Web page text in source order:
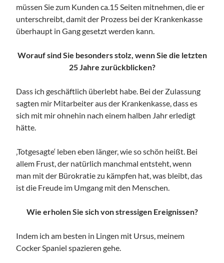
müssen Sie zum Kunden ca.15 Seiten mitnehmen, die er
unterschreibt, damit der Prozess bei der Krankenkasse
überhaupt in Gang gesetzt werden kann.
Worauf sind Sie besonders stolz, wenn Sie die letzten
25 Jahre zurückblicken?
Dass ich geschäftlich überlebt habe. Bei der Zulassung
sagten mir Mitarbeiter aus der Krankenkasse, dass es
sich mit mir ohnehin nach einem halben Jahr erledigt
hätte.
‚Totgesagte‘ leben eben länger, wie so schön heißt. Bei
allem Frust, der natürlich manchmal entsteht, wenn
man mit der Bürokratie zu kämpfen hat, was bleibt, das
ist die Freude im Umgang mit den Menschen.
Wie erholen Sie sich von stressigen Ereignissen?
Indem ich am besten in Lingen mit Ursus, meinem
Cocker Spaniel spazieren gehe.